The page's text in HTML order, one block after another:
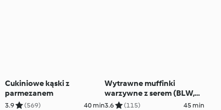
Cukiniowe kąski z
parmezanem
3.9 (569) 40 min
Wytrawne muffinki
warzywne z serem (BLW,
dla dzieci)
3.6 (115) 45 min